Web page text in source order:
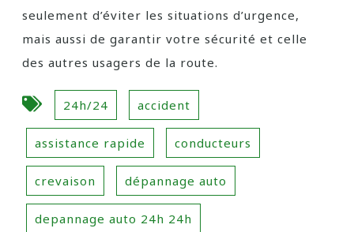
seulement d’éviter les situations d’urgence,
mais aussi de garantir votre sécurité et celle
des autres usagers de la route.
24h/24 accident
assistance rapide conducteurs
crevaison dépannage auto
depannage auto 24h 24h